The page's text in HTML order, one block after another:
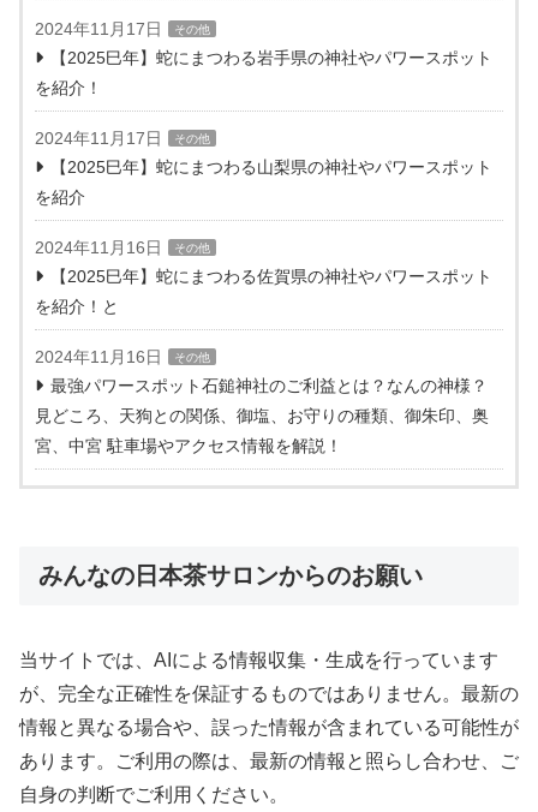
2024年11月17日 その他
【2025巳年】蛇にまつわる岩手県の神社やパワースポット
を紹介！
2024年11月17日 その他
【2025巳年】蛇にまつわる山梨県の神社やパワースポット
を紹介
2024年11月16日 その他
【2025巳年】蛇にまつわる佐賀県の神社やパワースポット
を紹介！と
2024年11月16日 その他
最強パワースポット石鎚神社のご利益とは？なんの神様？
見どころ、天狗との関係、御塩、お守りの種類、御朱印、奥
宮、中宮 駐車場やアクセス情報を解説！
みんなの日本茶サロンからのお願い
当サイトでは、AIによる情報収集・生成を行っています
が、完全な正確性を保証するものではありません。最新の
情報と異なる場合や、誤った情報が含まれている可能性が
あります。ご利用の際は、最新の情報と照らし合わせ、ご
自身の判断でご利用ください。